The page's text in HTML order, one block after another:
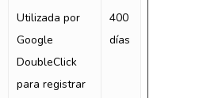
Utilizada por
Google
DoubleClick
para registrar
400
días